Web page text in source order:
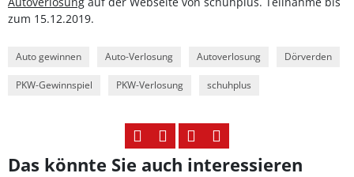
zum 15.12.2019.
Auto gewinnen Auto-Verlosung Autoverlosung Dörverden
PKW-Gewinnspiel PKW-Verlosung schuhplus
Das könnte Sie auch interessieren